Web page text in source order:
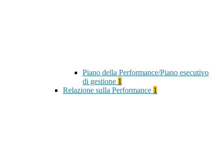
Piano della Performance/Piano esecutivo
di gestione 1
Relazione sulla Performance 1